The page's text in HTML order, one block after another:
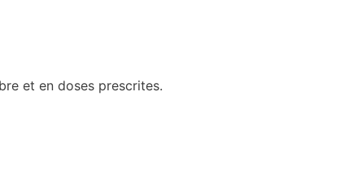
et en doses prescrites.